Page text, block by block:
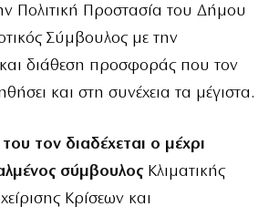
Πολιτική Προστασία του Δήμου
Σύμβουλος με την
και διάθεση προσφοράς που τον
και στη συνέχεια τα μέγιστα.
τον διαδέχεται ο μέχρι
σύμβουλος Κλιματικής
Κρίσεων και